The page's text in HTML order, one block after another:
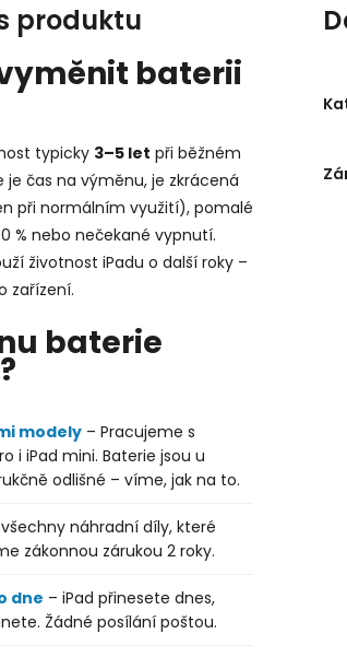
produktu
baterii
typicky 3–5 let při běžném
je čas na výměnu, je zkrácená
při normálním využití), pomalé
% nebo nečekané vypnutí.
životnost iPadu o další roky –
zařízení.
baterie
modely – Pracujeme s
i iPad mini. Baterie jsou u
odlišné – víme, jak na to.
všechny náhradní díly, které
zákonnou zárukou 2 roky.
dne – iPad přinesete dnes,
Žádné posílání poštou.